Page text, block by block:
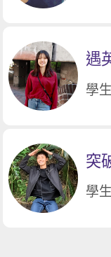
學
突
場券
學